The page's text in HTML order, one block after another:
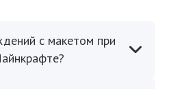
с макетом при